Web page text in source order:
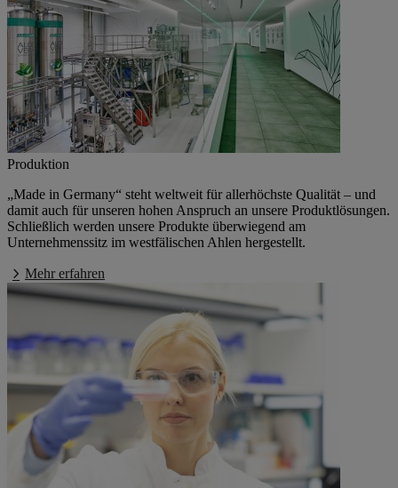
Produktion
„Made in Germany“ steht weltweit für allerhöchste Qualität – und
damit auch für unseren hohen Anspruch an unsere Produktlösungen.
Schließlich werden unsere Produkte überwiegend am
Unternehmenssitz im westfälischen Ahlen hergestellt.
Mehr erfahren